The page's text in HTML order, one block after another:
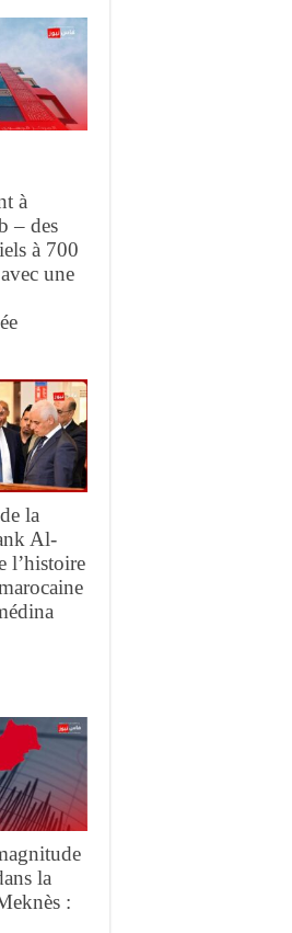
à
– des
à 700
une
la
Al-
l’histoire
la
: